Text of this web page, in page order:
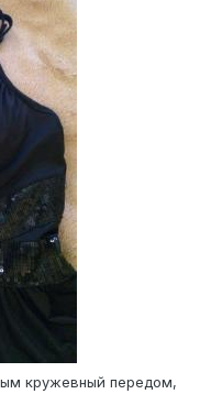
кружевный передом,